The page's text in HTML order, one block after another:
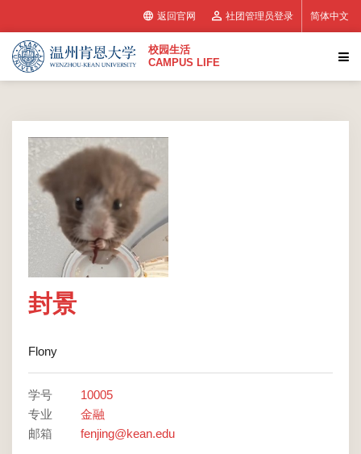
返回官网 社团管理员登录 简体中文
校园生活
CAMPUS LIFE
封景
Flony
学号
10005
专业
金融
邮箱
fenjing@kean.edu